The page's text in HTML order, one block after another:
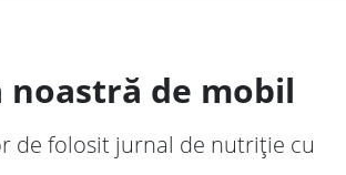
noastră de mobil
de folosit jurnal de nutriție cu